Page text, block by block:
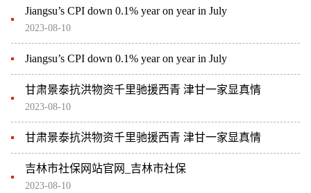
Jiangsu’s CPI down 0.1% year on year in July
2023-08-10
Jiangsu’s CPI down 0.1% year on year in July
甘肃景泰抗洪物资千里驰援西青 津甘一家显真情
2023-08-10
甘肃景泰抗洪物资千里驰援西青 津甘一家显真情
吉林市社保网站官网_吉林市社保
2023-08-10